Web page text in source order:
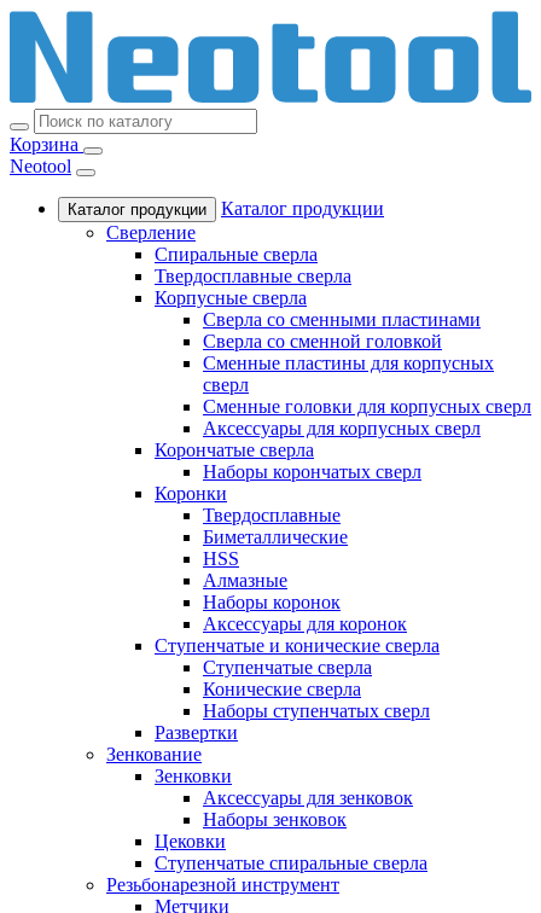
Корзина
Neotool
Каталог продукции
Каталог продукции
Сверление
Спиральные сверла
Твердосплавные сверла
Корпусные сверла
Сверла со сменными пластинами
Сверла со сменной головкой
Сменные пластины для корпусных
сверл
Сменные головки для корпусных сверл
Аксессуары для корпусных сверл
Корончатые сверла
Наборы корончатых сверл
Коронки
Твердосплавные
Биметаллические
HSS
Алмазные
Наборы коронок
Аксессуары для коронок
Ступенчатые и конические сверла
Ступенчатые сверла
Конические сверла
Наборы ступенчатых сверл
Развертки
Зенкование
Зенковки
Аксессуары для зенковок
Наборы зенковок
Цековки
Ступенчатые спиральные сверла
Резьбонарезной инструмент
Метчики